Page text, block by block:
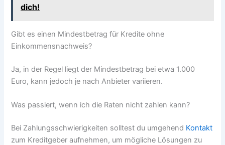
dich!
Gibt es einen Mindestbetrag für Kredite ohne
Einkommensnachweis?
Ja, in der Regel liegt der Mindestbetrag bei etwa 1.000
Euro, kann jedoch je nach Anbieter variieren.
Was passiert, wenn ich die Raten nicht zahlen kann?
Bei Zahlungsschwierigkeiten solltest du umgehend Kontakt
zum Kreditgeber aufnehmen, um mögliche Lösungen zu